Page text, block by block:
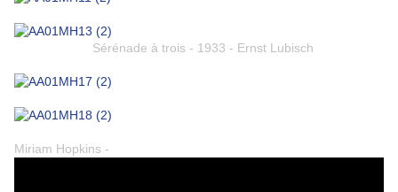
Sérénade à trois - 1933 - Ernst Lubisch
Miriam Hopkins -